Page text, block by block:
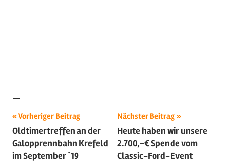
—
Beitragsnavigation
Vorheriger Beitrag
Oldtimertreffen an der
Galopprennbahn Krefeld
im September `19
Nächster Beitrag
Heute haben wir unsere
2.700,-€ Spende vom
Classic-Ford-Event